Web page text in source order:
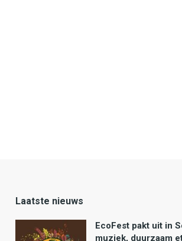
Laatste nieuws
EcoFest pakt uit in
muziek, duurzaam